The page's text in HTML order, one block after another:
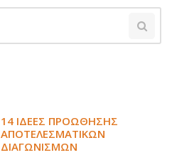
14 ΙΔΈΕΣ ΠΡΟΏΘΗΣΗΣ
ΑΠΟΤΕΛΕΣΜΑΤΙΚΏΝ
ΔΙΑΓΩΝΙΣΜΏΝ